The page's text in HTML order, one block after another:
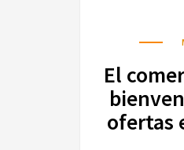
El
ofertas